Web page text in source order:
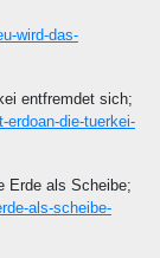
wird-das-
entfremdet sich;
erdoan-die-tuerkei-
Erde als Scheibe;
als-scheibe-